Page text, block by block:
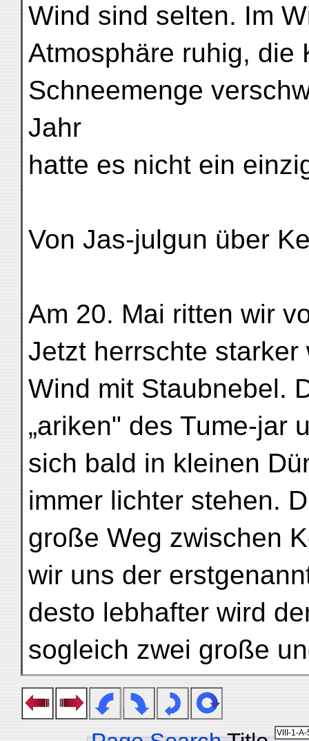
Wind sind selten. Im
Atmosphäre ruhig, die
Schneemenge
Jahr
hatte es nicht ein
Von Jas-julgun über
Am 20. Mai ritten wir
Jetzt herrschte starker
Wind mit Staubnebel.
„ariken" des Tume-jar
sich bald in kleinen
immer lichter stehen.
große Weg zwischen
wir uns der
desto lebhafter wird
sogleich zwei große